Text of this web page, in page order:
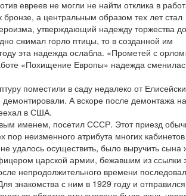
евреев не могли не найти отклика в
а центральным образом тех лет стал
утверждающий надежду торжества
сжимал горло птицы, то в созданной им
эта надежда ослабла. «Прометей с
«Похищение Европы» надежда
поместили в саду недалеко от
А вскоре после демонтажа
в США.
именем, посетил СССР. Этот приезд
пор неизменного атрибута многих кабинетов
удалось осуществить, было выручить сына
царской армии, бежавшим из ссылки
непродолжительного времени
знакомства с ним в 1929 году и отправился